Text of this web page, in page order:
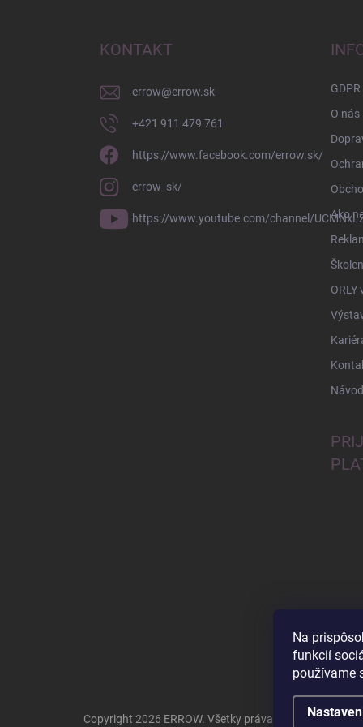
Na
funkcií
používame
KONTAKT
errow@errow.sk
+421 911 479 761
https://www.facebook.com/errow.sk/
errow_sk/
https://www.youtube.com/channel/
GDPR
O nás
Ako
ORLY
Copyright 2026 ERROW. Všetky práva vyhradené.